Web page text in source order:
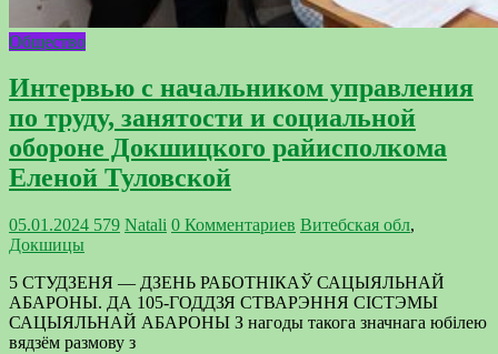
Общество
Интервью с начальником управления
по труду, занятости и социальной
обороне Докшицкого райисполкома
Еленой Туловской
05.01.2024 579 Natali 0 Комментариев Витебская обл,
Докшицы
5 СТУДЗЕНЯ — ДЗЕНЬ РАБОТНІКАЎ САЦЫЯЛЬНАЙ
АБАРОНЫ. ДА 105-ГОДДЗЯ СТВАРЭННЯ СІСТЭМЫ
САЦЫЯЛЬНАЙ АБАРОНЫ З нагоды такога значнага юбілею
вядзём размову з